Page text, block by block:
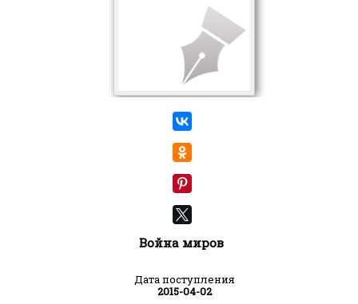
Война миров
Дата поступления
2015-04-02